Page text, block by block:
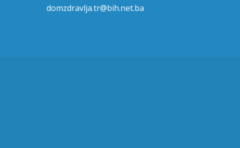
domzdravlja.tr@bih.net.ba